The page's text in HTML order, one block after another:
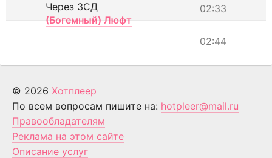
02:33
Через ЗСД
(Богемный) Люфт
02:44
© 2026 Хотплеер
По всем вопросам пишите на: hotpleer@mail.ru
Правообладателям
Реклама на этом сайте
Описание услуг